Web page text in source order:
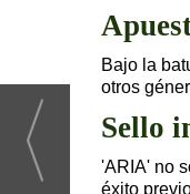
Bajo la
otros
Sello
'ARIA' no
éxito